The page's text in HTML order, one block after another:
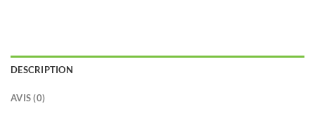
DESCRIPTION
AVIS (0)